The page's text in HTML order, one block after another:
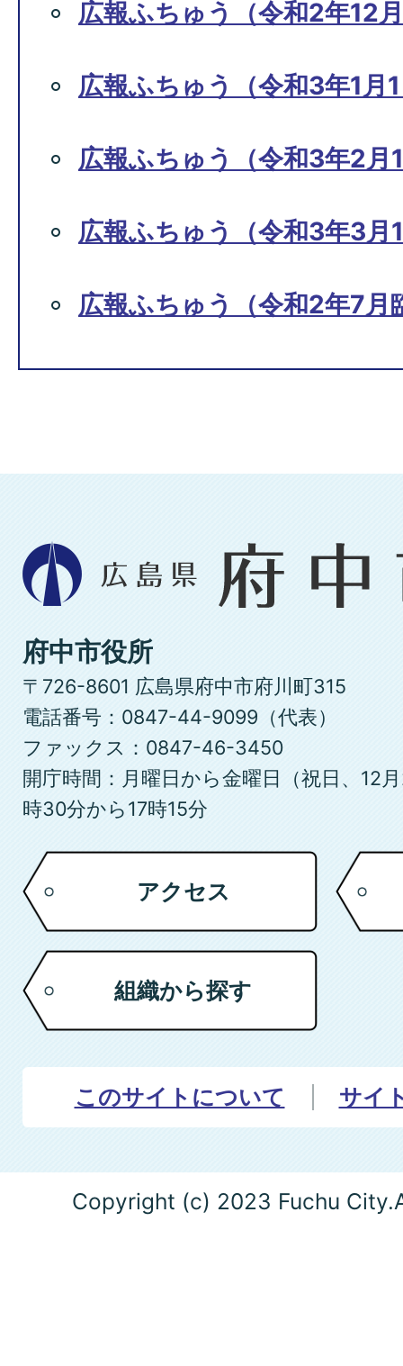
広報ふちゅう（令和2年12
広報ふちゅう（令和3年1月
広報ふちゅう（令和3年2月
広報ふちゅう（令和3年3月
広報ふちゅう（令和2年7月
広
島
県
府
中
市
府中市役所
〒726-8601 広島県府中市府川町315
電話番号：0847-44-9099（代表）
ファックス：0847-46-3450
開庁時間：月曜日から金曜日（祝日、12
時30分から17時15分
アクセス
組織から探す
このサイトについて サイ
Copyright (c) 2023 Fuchu